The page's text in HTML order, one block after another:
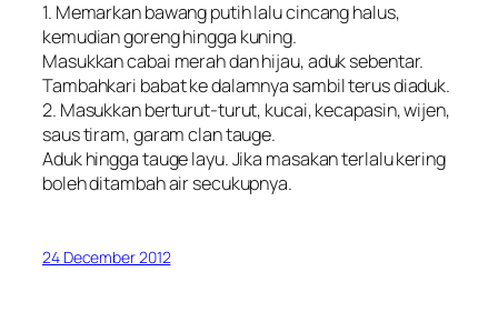
1. Memarkan bawang putih lalu cincang halus,
kemudian goreng hingga kuning.
Masukkan cabai merah dan hijau, aduk sebentar.
Tambahkari babat ke dalamnya sambil terus diaduk.
2. Masukkan berturut-turut, kucai, kecapasin, wijen,
saus tiram, garam clan tauge.
Aduk hingga tauge layu. Jika masakan terlalu kering
boleh ditambah air secukupnya.
24 December 2012